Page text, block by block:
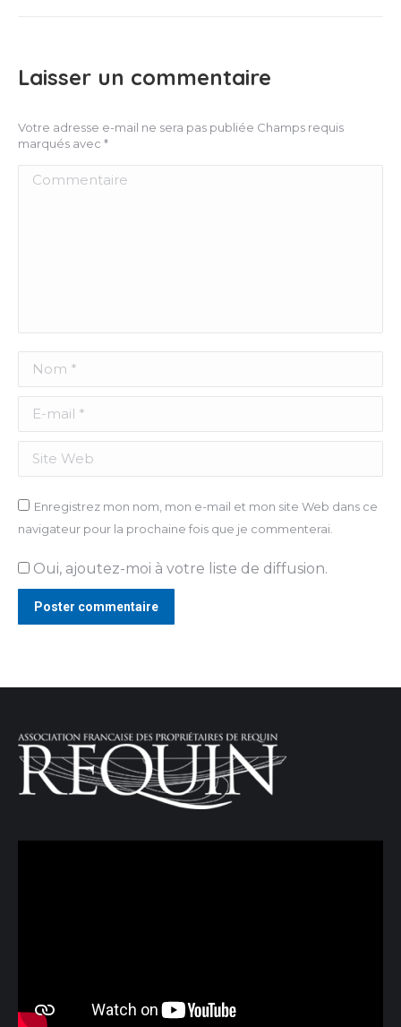
Laisser un commentaire
Votre adresse e-mail ne sera pas publiée Champs requis
marqués avec *
Commentaire
Nom *
E-mail *
Site Web
Enregistrez mon nom, mon e-mail et mon site Web dans ce
navigateur pour la prochaine fois que je commenterai.
Oui, ajoutez-moi à votre liste de diffusion.
Poster commentaire